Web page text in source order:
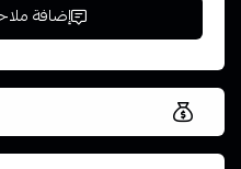
إضافة
العروض والشحن مجاني